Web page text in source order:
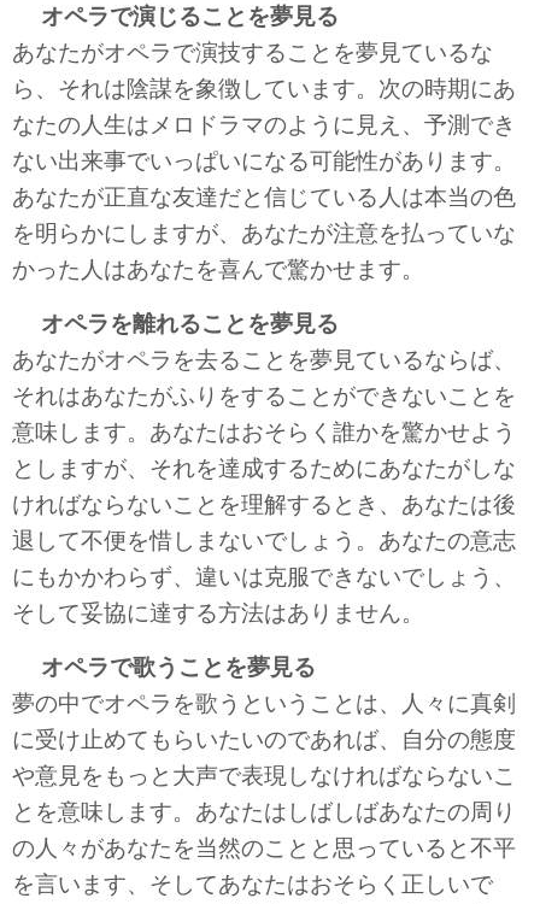
オペラで演じることを夢見る
あなたがオペラで演技することを夢見ているな
ら、それは陰謀を象徴しています。次の時期にあ
なたの人生はメロドラマのように見え、予測でき
ない出来事でいっぱいになる可能性があります。
あなたが正直な友達だと信じている人は本当の色
を明らかにしますが、あなたが注意を払っていな
かった人はあなたを喜んで驚かせます。
オペラを離れることを夢見る
あなたがオペラを去ることを夢見ているならば、
それはあなたがふりをすることができないことを
意味します。あなたはおそらく誰かを驚かせよう
としますが、それを達成するためにあなたがしな
ければならないことを理解するとき、あなたは後
退して不便を惜しまないでしょう。あなたの意志
にもかかわらず、違いは克服できないでしょう、
そして妥協に達する方法はありません。
オペラで歌うことを夢見る
夢の中でオペラを歌うということは、人々に真剣
に受け止めてもらいたいのであれば、自分の態度
や意見をもっと大声で表現しなければならないこ
とを意味します。あなたはしばしばあなたの周り
の人々があなたを当然のことと思っていると不平
を言います、そしてあなたはおそらく正しいで